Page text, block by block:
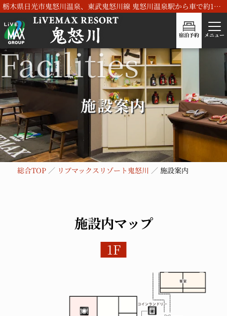
栃木県日光市鬼怒川温泉、東武鬼怒川線 鬼怒川温泉駅から車で約15分のリブマックスリゾート鬼怒川
宿泊予約 メニュー
施設案内
総合TOP リブマックスリゾート鬼怒川 施設案内
施設内マップ
1F